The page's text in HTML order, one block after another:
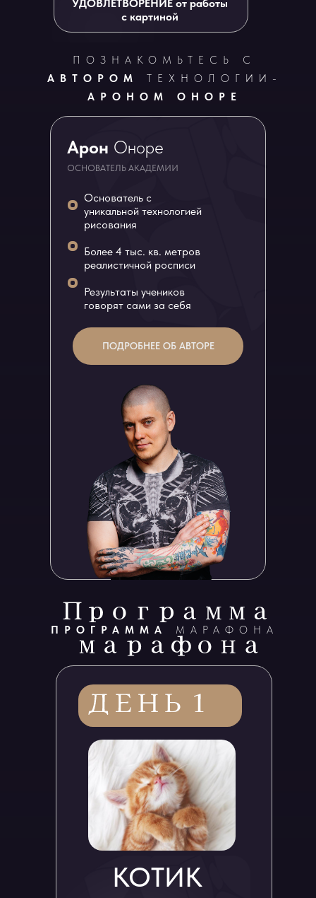
УДОВЛЕТВОРЕНИЕ от работы
с картиной
Арон Оноре
Основатель с
уникальной технологией
рисования
Более 4 тыс. кв. метров
реалистичной росписи
Результаты учеников
говорят сами за себя
ОСНОВАТЕЛЬ АКАДЕМИИ
ПОДРОБНЕЕ ОБ АВТОРЕ
ПОЗНАКОМЬТЕСЬ С
АВТОРОМ
ТЕХНОЛОГИИ-
АРОНОМ ОНОРЕ
КОТИК
ПРОГРАММА МАРАФОНА